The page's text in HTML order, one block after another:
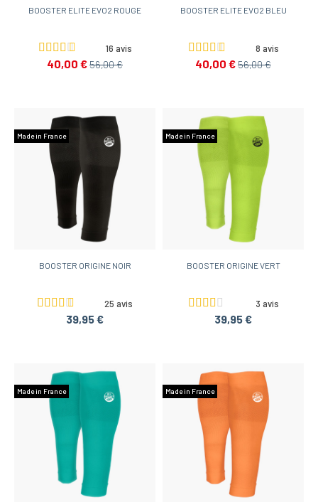
BOOSTER ELITE EVO2 ROUGE
16 avis
40,00 €56,00 €
BOOSTER ELITE EVO2 BLEU
8 avis
40,00 €56,00 €
Made in France
BOOSTER ORIGINE NOIR
25 avis
39,95 €
Made in France
BOOSTER ORIGINE VERT
3 avis
39,95 €
Made in France Made in France